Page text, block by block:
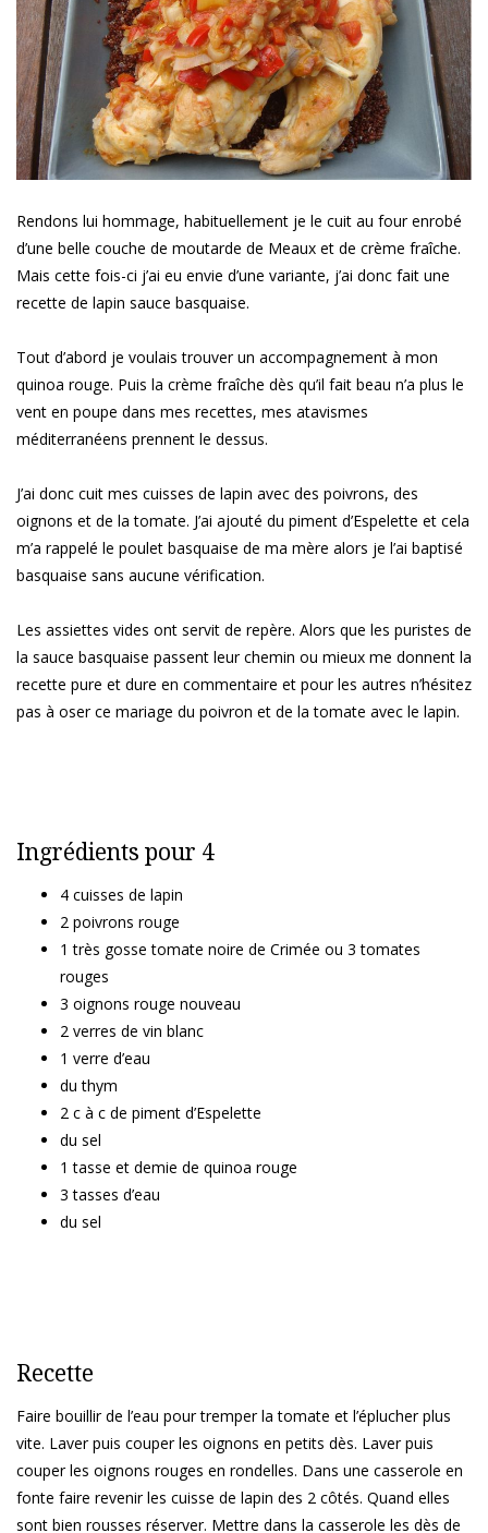
Rendons lui hommage, habituellement je le cuit au four enrobé
d’une belle couche de moutarde de Meaux et de crème fraîche.
Mais cette fois-ci j’ai eu envie d’une variante, j’ai donc fait une
recette de lapin sauce basquaise.
Tout d’abord je voulais trouver un accompagnement à mon
quinoa rouge. Puis la crème fraîche dès qu’il fait beau n’a plus le
vent en poupe dans mes recettes, mes atavismes
méditerranéens prennent le dessus.
J’ai donc cuit mes cuisses de lapin avec des poivrons, des
oignons et de la tomate. J’ai ajouté du piment d’Espelette et cela
m’a rappelé le poulet basquaise de ma mère alors je l’ai baptisé
basquaise sans aucune vérification.
Les assiettes vides ont servit de repère. Alors que les puristes de
la sauce basquaise passent leur chemin ou mieux me donnent la
recette pure et dure en commentaire et pour les autres n’hésitez
pas à oser ce mariage du poivron et de la tomate avec le lapin.
Ingrédients pour 4
4 cuisses de lapin
2 poivrons rouge
1 très gosse tomate noire de Crimée ou 3 tomates
rouges
3 oignons rouge nouveau
2 verres de vin blanc
1 verre d’eau
du thym
2 c à c de piment d’Espelette
du sel
1 tasse et demie de quinoa rouge
3 tasses d’eau
du sel
Recette
Faire bouillir de l’eau pour tremper la tomate et l’éplucher plus
vite. Laver puis couper les oignons en petits dès. Laver puis
couper les oignons rouges en rondelles. Dans une casserole en
fonte faire revenir les cuisse de lapin des 2 côtés. Quand elles
sont bien rousses réserver. Mettre dans la casserole les dès de